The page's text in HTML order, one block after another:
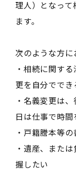
理人）となっ
ます。
次のような方
・相続に関す
更を自分ででき
・名義変更は
日は仕事で時
・戸籍謄本等
・遺産、また
握したい